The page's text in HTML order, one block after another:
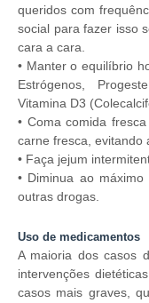
queridos com
social para fazer isso
cara a cara.
• Manter o equilíbrio
Estrógenos,
Vitamina D3
• Coma comida
carne fresca, evitando
• Faça jejum
• Diminua ao
outras drogas.
Uso de medicamentos
A maioria dos casos
intervenções
casos mais graves,